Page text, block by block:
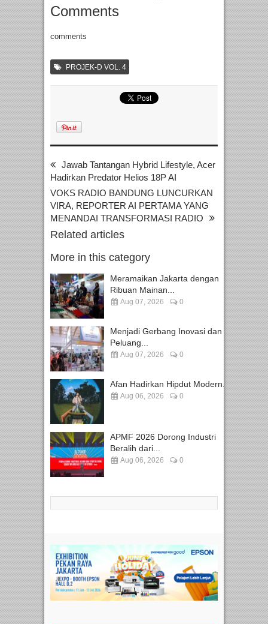
Comments
comments
PROJEK-D VOL. 4
Jawab Tantangan Hybrid Lifestyle, Acer
Hadirkan Predator Helios 18P AI
VOKS RADIO BANDUNG LUNCURKAN
VIRA, REPORTER AI PERTAMA YANG
MENANDAI TRANSFORMASI RADIO
Related articles
More in this category
Meramaikan Jakarta dengan
Ribuan Mainan...
Aug 07, 2026 0
Menjadi Gerbang Inovasi dan
Peluang...
Aug 07, 2026 0
Afan Hadirkan Hipdut Modern...
Aug 06, 2026 0
APMF 2026 Dorong Industri
Beralih dari...
Aug 06, 2026 0